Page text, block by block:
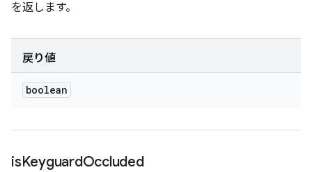
を返します。
戻り値
boolean
isKeyguardOccluded